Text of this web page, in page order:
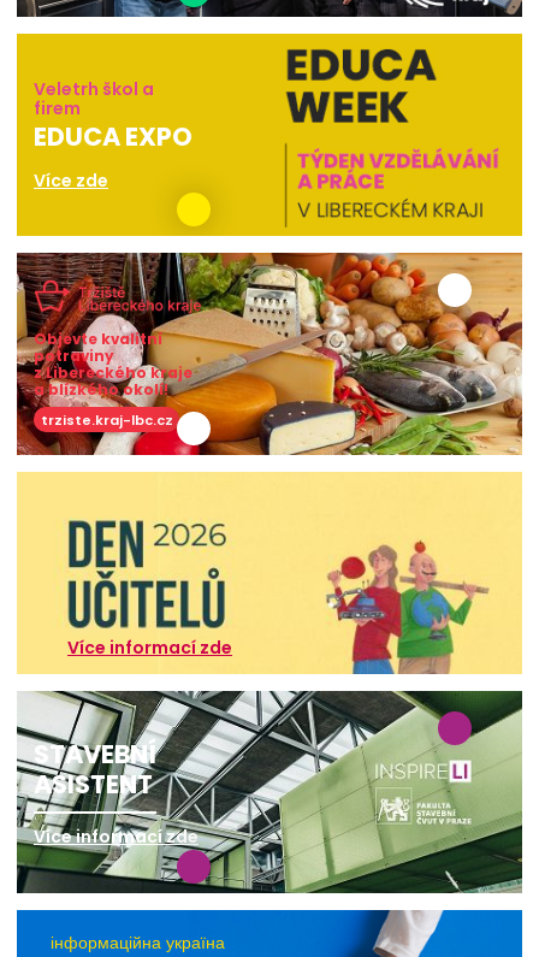
Veletrh škol a
firem
EDUCA EXPO
Více zde
Objevte kvalitní
potraviny
z Libereckého kraje
a blízkého okolí!
trziste.kraj-lbc.cz
Více informací zde
STAVEBNÍ
ASISTENT
Více informací zde
інформаційна україна